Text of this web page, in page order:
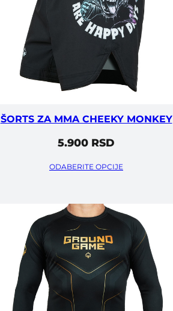
ŠORTS ZA MMA CHEEKY MONKEY
5.900 RSD
ODABERITE OPCIJE